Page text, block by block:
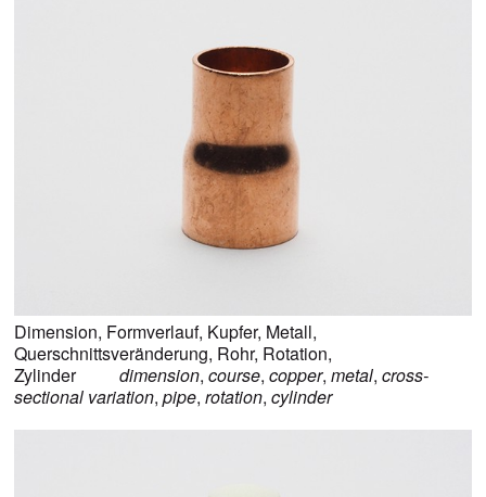
Dimension, Formverlauf, Kupfer, Metall,
Querschnittsveränderung, Rohr, Rotation,
Zylinder
dimension, course, copper, metal, cross-
sectional variation, pipe, rotation, cylinder